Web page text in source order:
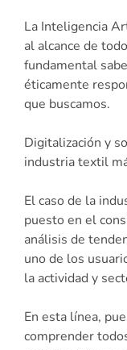
La Inteligencia
al alcance de
fundamental
éticamente
que buscamos.
Digitalización y
industria textil
El caso de la
puesto en el
análisis de
uno de los
la actividad y
En esta línea,
comprender